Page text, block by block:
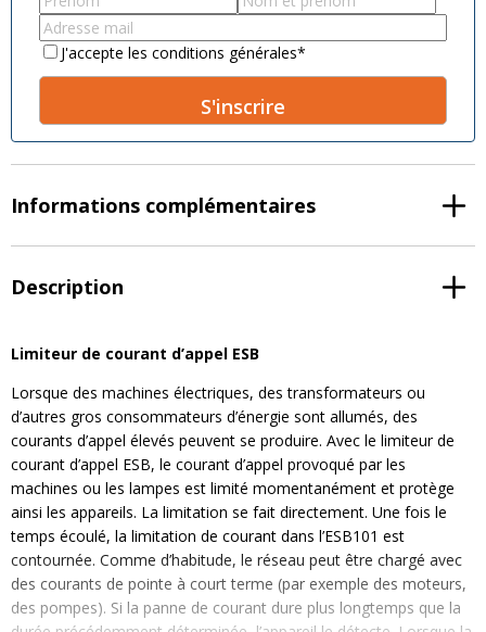
name*
name*
Email*
Consent*
J'accepte les conditions générales*
A
l
e
a
v
:
Informations complémentaires
Description
Limiteur de courant d’appel ESB
Lorsque des machines électriques, des transformateurs ou
d’autres gros consommateurs d’énergie sont allumés, des
courants d’appel élevés peuvent se produire. Avec le limiteur de
courant d’appel ESB, le courant d’appel provoqué par les
machines ou les lampes est limité momentanément et protège
ainsi les appareils. La limitation se fait directement. Une fois le
temps écoulé, la limitation de courant dans l’ESB101 est
contournée. Comme d’habitude, le réseau peut être chargé avec
des courants de pointe à court terme (par exemple des moteurs,
des pompes). Si la panne de courant dure plus longtemps que la